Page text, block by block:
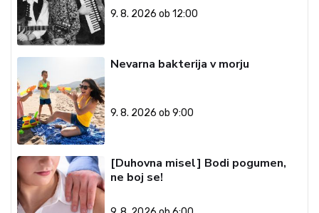
9. 8. 2026 ob 12:00
Nevarna bakterija v morju
9. 8. 2026 ob 9:00
[Duhovna misel] Bodi pogumen,
ne boj se!